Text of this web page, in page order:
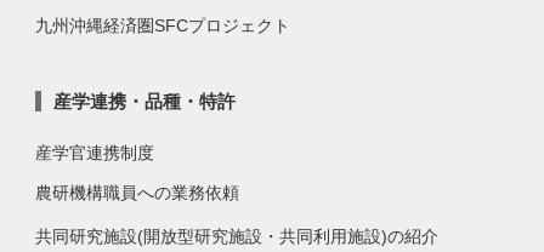
九州沖縄経済圏SFCプロジェクト
産学連携・品種・特許
産学官連携制度
農研機構職員への業務依頼
共同研究施設(開放型研究施設・共同利用施設)の紹介